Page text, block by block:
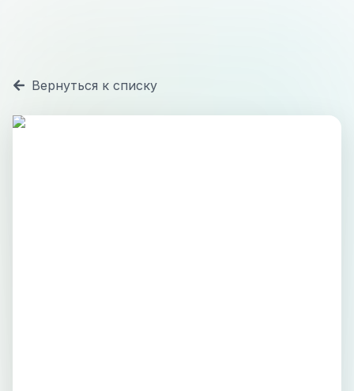
Вернуться к списку